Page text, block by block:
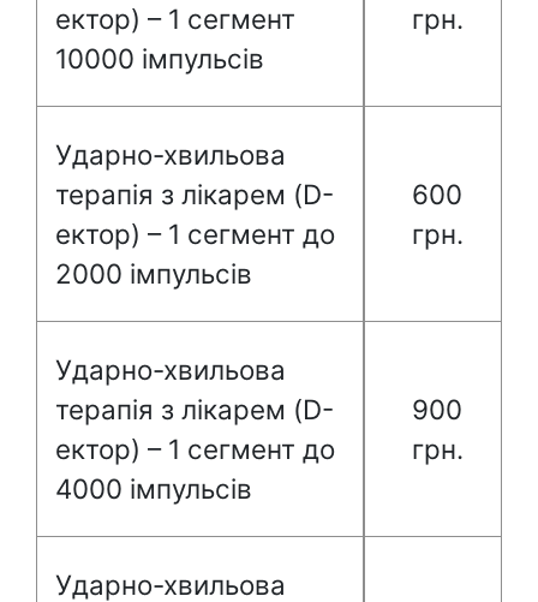
ектор) – 1 сегмент
10000 імпульсів
грн.
Ударно-хвильова
терапія з лікарем (D-
ектор) – 1 сегмент до
2000 імпульсів
600
грн.
Ударно-хвильова
терапія з лікарем (D-
ектор) – 1 сегмент до
4000 імпульсів
900
грн.
Ударно-хвильова